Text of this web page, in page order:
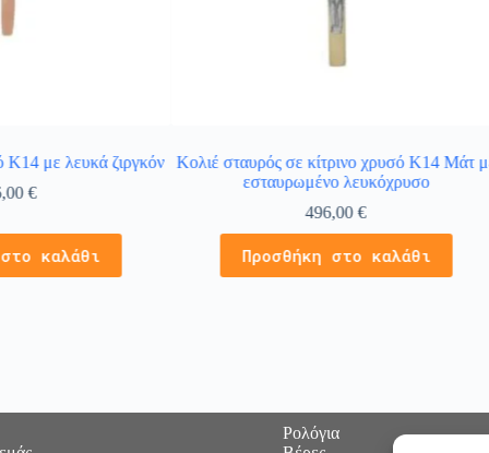
Κ14 με λευκά ζιργκόν
€
καλάθι
Κολιέ σταυρός σε κίτρινο χρυσό Κ14 Μάτ
εσταυρωμένο λευκόχρυσο
496,00€
Προσθήκη στο καλάθι
Ρολόγια